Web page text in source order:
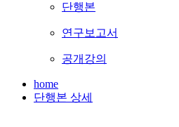
단행본
연구보고서
공개강의
home
단행본 상세